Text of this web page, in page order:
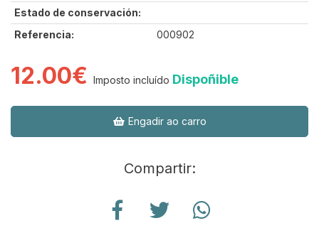
Estado de conservación:
Referencia:
000902
12.00€ Imposto incluído Dispoñible
Engadir ao carro
Compartir: